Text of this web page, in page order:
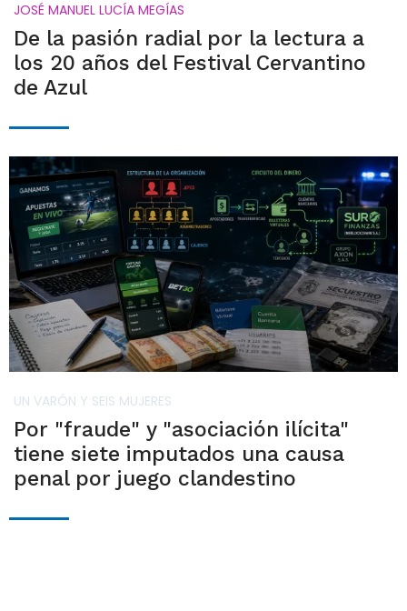
JOSÉ MANUEL LUCÍA MEGÍAS
De la pasión radial por la lectura a
los 20 años del Festival Cervantino
de Azul
UN VARÓN Y SEIS MUJERES
Por "fraude" y "asociación ilícita"
tiene siete imputados una causa
penal por juego clandestino